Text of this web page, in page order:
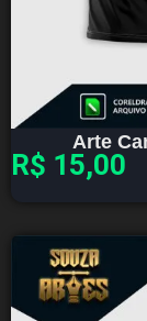
Arte
R$ 15,00